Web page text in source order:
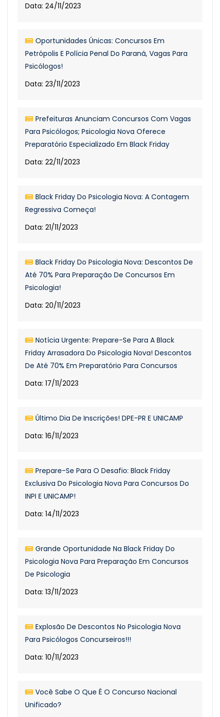
Data: 24/11/2023
Oportunidades Únicas: Concursos Em
Petrópolis E Polícia Penal Do Paraná, Vagas Para
Psicólogos!
Data: 23/11/2023
Prefeituras Anunciam Concursos Com Vagas
Para Psicólogos; Psicologia Nova Oferece
Preparatório Especializado Em Black Friday
Data: 22/11/2023
Black Friday Do Psicologia Nova: A Contagem
Regressiva Começa!
Data: 21/11/2023
Black Friday Do Psicologia Nova: Descontos De
Até 70% Para Preparação De Concursos Em
Psicologia!
Data: 20/11/2023
Notícia Urgente: Prepare-Se Para A Black
Friday Arrasadora Do Psicologia Nova! Descontos
De Até 70% Em Preparatório Para Concursos
Data: 17/11/2023
Último Dia De Inscrições! DPE-PR E UNICAMP
Data: 16/11/2023
Prepare-Se Para O Desafio: Black Friday
Exclusiva Do Psicologia Nova Para Concursos Do
INPI E UNICAMP!
Data: 14/11/2023
Grande Oportunidade Na Black Friday Do
Psicologia Nova Para Preparação Em Concursos
De Psicologia
Data: 13/11/2023
Explosão De Descontos No Psicologia Nova
Para Psicólogos Concurseiros!!!
Data: 10/11/2023
Você Sabe O Que É O Concurso Nacional
Unificado?